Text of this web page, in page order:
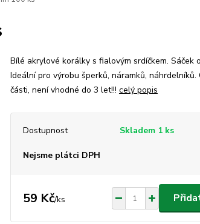
Bílé akrylové korálky s fialovým srdíčkem. Sáček
Ideální pro výrobu šperků, náramků, náhrdelníků.
části, není vhodné do 3 let!!! celý popis
Dostupnost Skladem 1 ks
Nejsme plátci DPH
59 Kč/ks